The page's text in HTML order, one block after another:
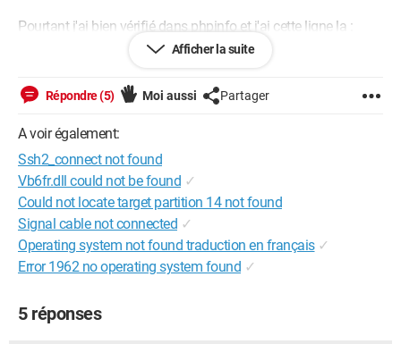
Pourtant j'ai bien vérifié dans phpinfo et j'ai cette ligne la :
idée ?
Merci d'avance pour vos réponses !
Afficher la suite
Répondre (5) Moi aussi Partager
A voir également:
Ssh2_connect not found
Vb6fr.dll could not be found ✓
Could not locate target partition 14 not found
Signal cable not connected ✓
Operating system not found traduction en français ✓
Error 1962 no operating system found ✓
5 réponses